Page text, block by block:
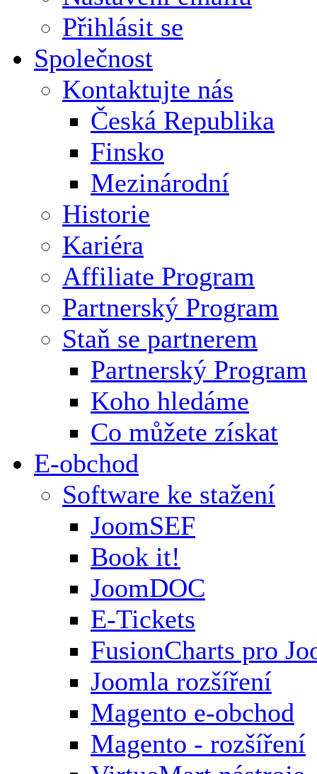
Přihlásit se
Společnost
Kontaktujte nás
Česká Republika
Finsko
Mezinárodní
Historie
Kariéra
Affiliate Program
Partnerský Program
Staň se partnerem
Partnerský Program
Koho hledáme
Co můžete získat
E-obchod
Software ke stažení
JoomSEF
Book it!
JoomDOC
E-Tickets
FusionCharts pro
Joomla rozšíření
Magento e-obchod
Magento - rozšíření